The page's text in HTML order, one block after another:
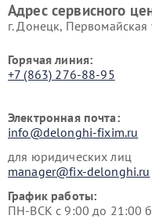
Адрес сервисного
г. Донецк, Первомайская
Горячая линия:
+7 (863) 276-88-95
Электронная почта:
info@delonghi-fixim.ru
для юридических лиц
manager@fix-delonghi.ru
График работы:
ПН-ВСК с 9:00 до 21:00